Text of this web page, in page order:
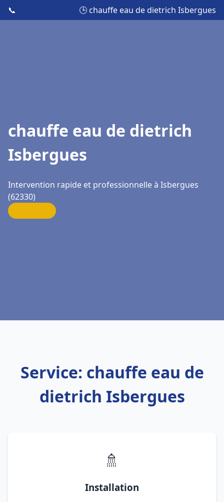
📞 🕒 chauffe eau de dietrich Isbergues
chauffe eau de dietrich
Isbergues
Intervention rapide et professionnelle à Isbergues
(62330)
Service: chauffe eau de
dietrich Isbergues
🚿
Installation